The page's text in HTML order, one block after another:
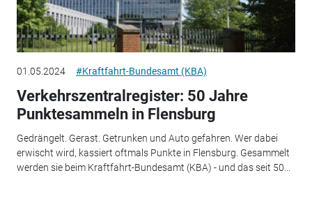
01.05.2024 #Kraftfahrt-Bundesamt (KBA)
Verkehrszentralregister: 50 Jahre
Punktesammeln in Flensburg
Gedrängelt. Gerast. Getrunken und Auto gefahren. Wer dabei
erwischt wird, kassiert oftmals Punkte in Flensburg. Gesammelt
werden sie beim Kraftfahrt-Bundesamt (KBA) - und das seit 50...